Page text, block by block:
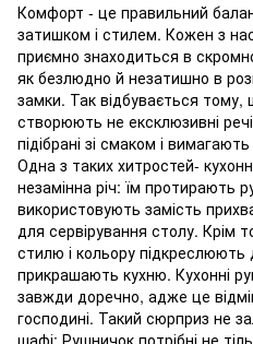
Комфорт - це правильний
затишком і стилем. Кожен з
приємно знаходиться в
як безлюдно й незатишно в
замки. Так відбувається
створюють не ексклюзивні
підібрані зі смаком і
Одна з таких хитростей-
незамінна річ: їм протирають
використовують замість
для сервірування столу. Крім
стилю і кольору підкреслюють
прикрашають кухню. Кухонні
завжди доречно, адже це
господині. Такий сюрприз не